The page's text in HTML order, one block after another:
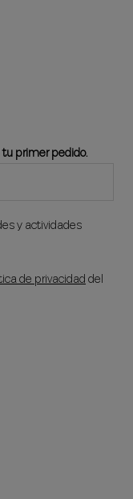
tu primer pedido.
y actividades
de privacidaddel